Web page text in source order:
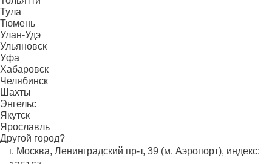
Тула
Тюмень
Улан-Удэ
Ульяновск
Уфа
Хабаровск
Челябинск
Шахты
Энгельс
Якутск
Ярославль
Другой город?
г. Москва, Ленинградский пр-т, 39 (м. Аэропорт), индекс: